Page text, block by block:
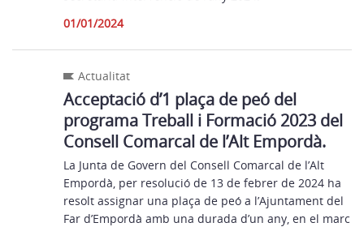
01/01/2024
Actualitat
Acceptació d’1 plaça de peó del
programa Treball i Formació 2023 del
Consell Comarcal de l’Alt Empordà.
La Junta de Govern del Consell Comarcal de l’Alt
Empordà, per resolució de 13 de febrer de 2024 ha
resolt assignar una plaça de peó a l’Ajuntament del
Far d’Empordà amb una durada d’un any, en el marc